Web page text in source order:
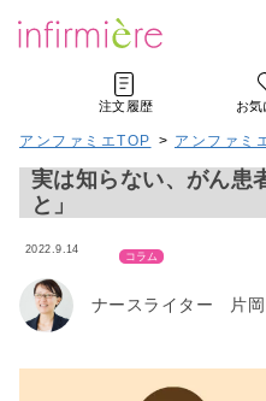
注文履歴 お気
アンファミエTOP > アンファミ
実は知らない、がん患
と」
2022.9.14
コラム
ナースライター 片